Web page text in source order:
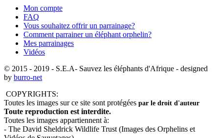
Mon compte
FAQ
Vous souhaitez offrir un parrainage?
Comment parrainer un éléphant orphelin?
Mes parrainages
Vidéos
© 2015 - 2019 - S.E.A- Sauvez les éléphants d'Afrique - designed
by burro-net
COPYRIGHTS:
Toutes les images sur ce site sont protégées par le droit d'auteur
Toute reproduction est interdite.
Toutes les images appartiennent à:
- The David Sheldrick Wildlife Trust (Images des Orphelins et